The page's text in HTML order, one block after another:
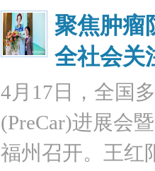
聚焦肿瘤
全社会关
4月17日，全国
(PreCar)进展会
福州召开。王红